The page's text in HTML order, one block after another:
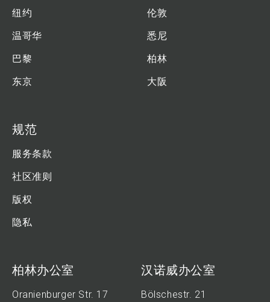
纽约
伦敦
温哥华
悉尼
巴黎
柏林
东京
大阪
规范
服务条款
社区准则
版权
隐私
柏林办公室
Oranienburger Str. 17
汉诺威办公室
Bölschestr. 21